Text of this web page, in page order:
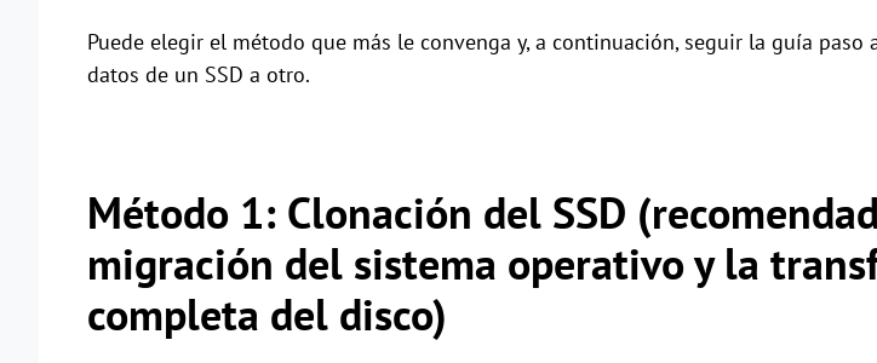
Puede elegir el método que más le convenga y, a continuación, seguir la guía paso
datos de un SSD a otro.
Método 1: Clonación del SSD
migración del sistema operativo y la
completa del disco)